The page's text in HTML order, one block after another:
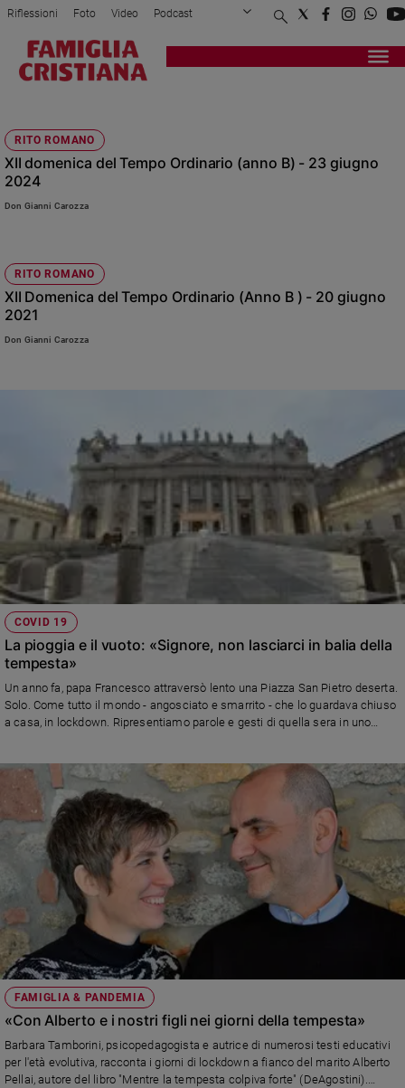
Attualità
Politica
Mondo
Economia
Legalità
Sport
Interviste
Papa
spiritualità
Devozione
fede
Parola
del
giorno
Santo
del
giorno
Società
Ambiente
e
Creato
Volontariato
Diritti
Aziende
valore
Caso
della
settimana
Migranti
Diversità
Riflessioni Foto Video Podcast
Privacy Policy Chi siamo
Registrati Redazione
RITO ROMANO
XII domenica del Tempo Ordinario (anno B) - 23 giugno
2024
Don Gianni Carozza
RITO ROMANO
XII Domenica del Tempo Ordinario (Anno B ) - 20 giugno
2021
Don Gianni Carozza
COVID 19
La pioggia e il vuoto: «Signore, non lasciarci in balia della
tempesta»
Un anno fa, papa Francesco attraversò lento una Piazza San Pietro deserta.
Solo. Come tutto il mondo - angosciato e smarrito - che lo guardava chiuso
a casa, in lockdown. Ripresentiamo parole e gesti di quella sera in uno
condirettore Luciano Regolo e del sacerdote paolino don Roberto Ponti
FAMIGLIA & PANDEMIA
«Con Alberto e i nostri figli nei giorni della tempesta»
Barbara Tamborini, psicopedagogista e autrice di numerosi testi educativi
per l'età evolutiva, racconta i giorni di lockdown a fianco del marito Alberto
Pellai, autore del libro "Mentre la tempesta colpiva forte" (DeAgostini).